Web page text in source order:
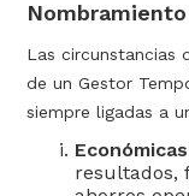
Las circunstancias
de un Gestor
siempre ligadas a
Económicas
resultados,